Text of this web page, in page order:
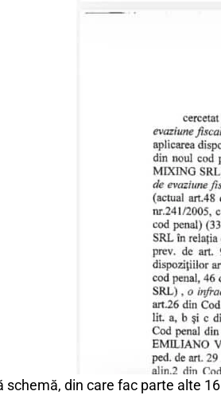
schemă, din care fac parte alte